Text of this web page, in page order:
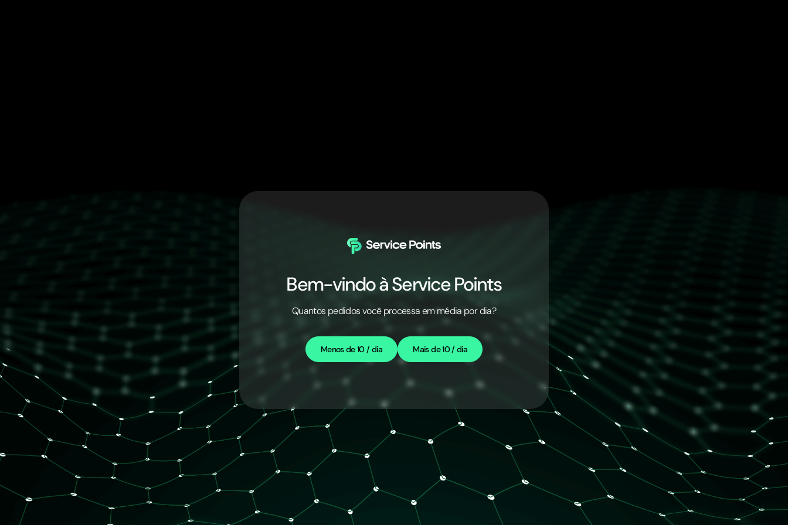
Bem-vindo à Service Points
Quantos pedidos você processa em média por dia?
Menos de 10 / dia Mais de 10 / dia